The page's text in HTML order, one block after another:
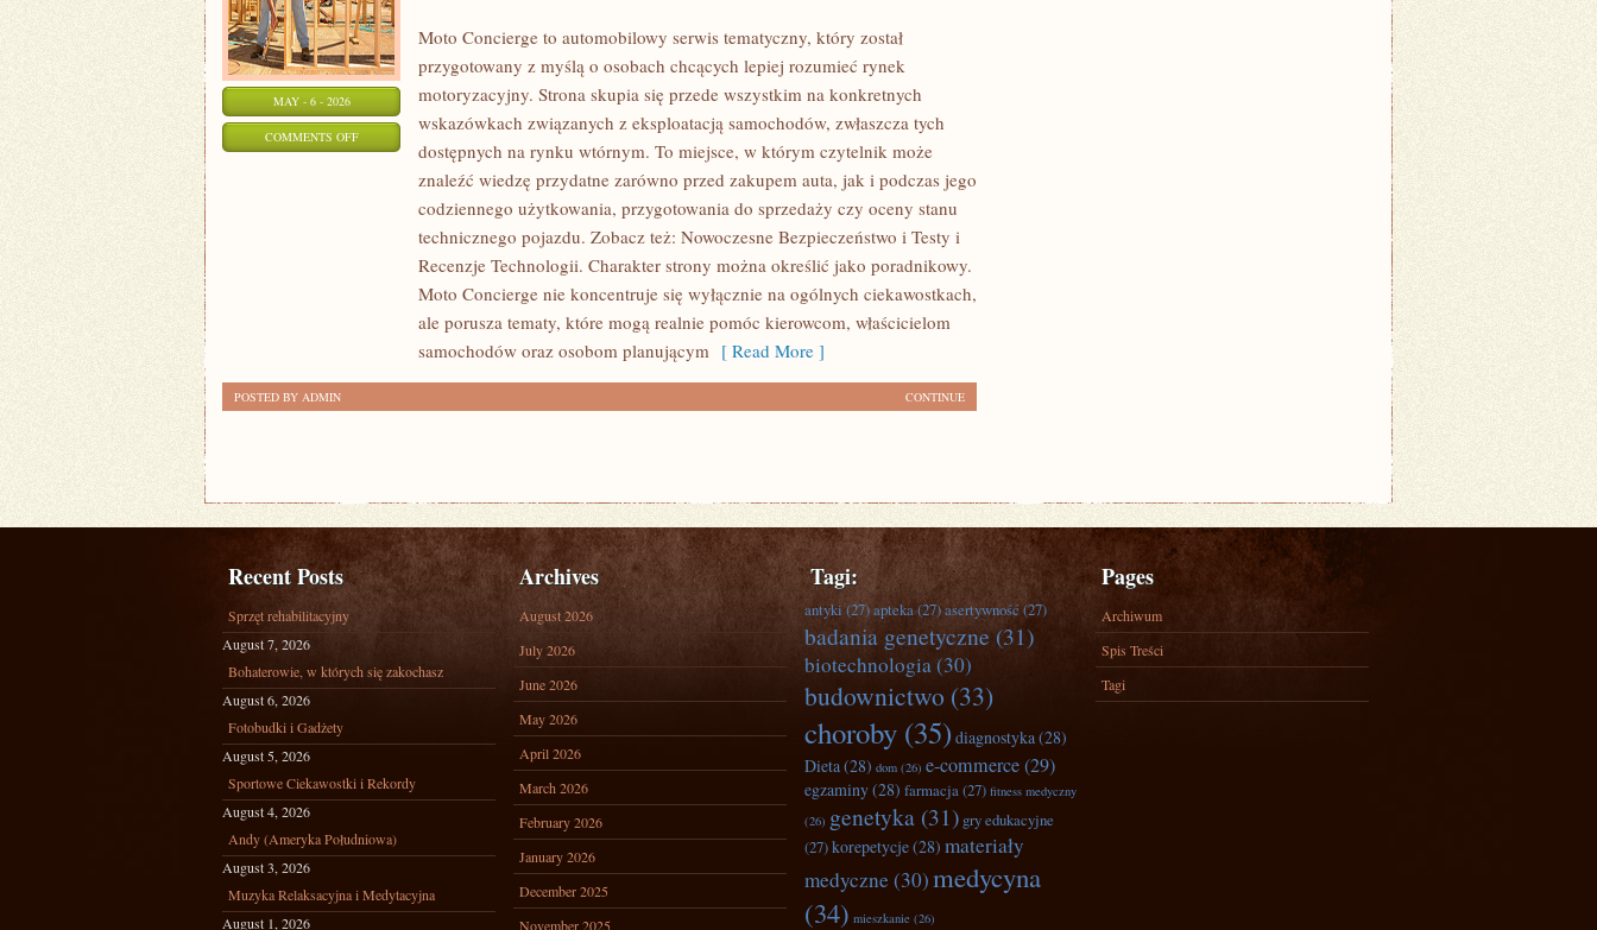
MAY - 6 - 2026
COMMENTS OFFON
OPROGRAMOWANIE
Moto Concierge to automobilowy serwis tematyczny, który został
przygotowany z myślą o osobach chcących lepiej rozumieć rynek
motoryzacyjny. Strona skupia się przede wszystkim na konkretnych
wskazówkach związanych z eksploatacją samochodów, zwłaszcza tych
dostępnych na rynku wtórnym. To miejsce, w którym czytelnik może
znaleźć wiedzę przydatne zarówno przed zakupem auta, jak i podczas jego
codziennego użytkowania, przygotowania do sprzedaży czy oceny stanu
technicznego pojazdu. Zobacz też: Nowoczesne Bezpieczeństwo i Testy i
Recenzje Technologii. Charakter strony można określić jako poradnikowy.
Moto Concierge nie koncentruje się wyłącznie na ogólnych ciekawostkach,
ale porusza tematy, które mogą realnie pomóc kierowcom, właścicielom
samochodów oraz osobom planującym [ Read More ]
CONTINUE
POSTED BY ADMIN
Recent Posts
Sprzęt rehabilitacyjny
August 7, 2026
Bohaterowie, w których się zakochasz
August 6, 2026
Fotobudki i Gadżety
August 5, 2026
Sportowe Ciekawostki i Rekordy
August 4, 2026
Andy (Ameryka Południowa)
August 3, 2026
Muzyka Relaksacyjna i Medytacyjna
August 1, 2026
Archives
August 2026
July 2026
June 2026
May 2026
April 2026
March 2026
February 2026
January 2026
December 2025
November 2025
Tagi:
antyki(27)apteka(27)asertywność(27)
badania genetyczne(31)
biotechnologia(30)
budownictwo (33)
choroby (35) diagnostyka(28)
Dieta(28) dom (26) e-commerce(29)
egzaminy(28) farmacja(27) fitness medyczny
(26) genetyka (31) gry edukacyjne
(27)korepetycje(28) materiały
medyczne (30)medycyna
(34) mieszkanie (26)
Pages
Archiwum
Spis Treści
Tagi